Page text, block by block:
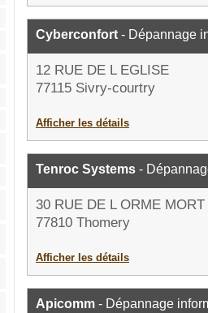
Cyberconfort - Dépannage
12 RUE DE L EGLISE
77115 Sivry-courtry
Afficher les détails
Tenroc Systems -
30 RUE DE L ORME MORT
77810 Thomery
Afficher les détails
Apicomm - Dépannage